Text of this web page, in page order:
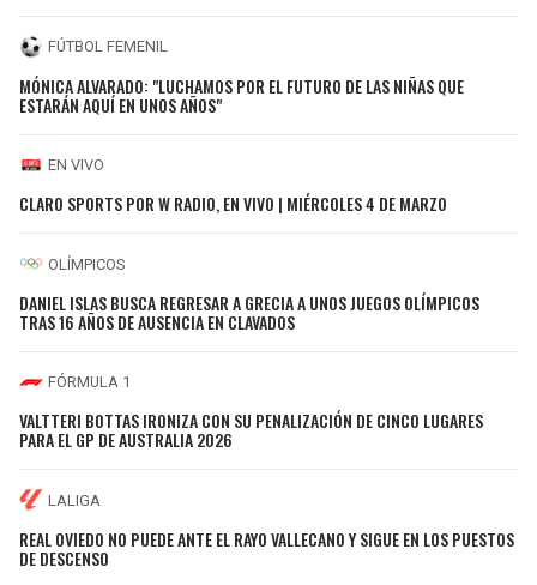
FÚTBOL FEMENIL
MÓNICA ALVARADO: "LUCHAMOS POR EL FUTURO DE LAS NIÑAS QUE
ESTARÁN AQUÍ EN UNOS AÑOS"
EN VIVO
CLARO SPORTS POR W RADIO, EN VIVO | MIÉRCOLES 4 DE MARZO
OLÍMPICOS
DANIEL ISLAS BUSCA REGRESAR A GRECIA A UNOS JUEGOS OLÍMPICOS
TRAS 16 AÑOS DE AUSENCIA EN CLAVADOS
FÓRMULA 1
VALTTERI BOTTAS IRONIZA CON SU PENALIZACIÓN DE CINCO LUGARES
PARA EL GP DE AUSTRALIA 2026
LALIGA
REAL OVIEDO NO PUEDE ANTE EL RAYO VALLECANO Y SIGUE EN LOS PUESTOS
DE DESCENSO